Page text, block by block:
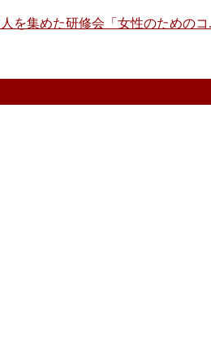
を集めた研修会「女性のためのコ